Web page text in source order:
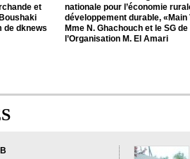
et
de dknews
nationale pour l’économie
développement durable, «Main
Mme N. Ghachouch et le SG de
l’Organisation M. El Amari